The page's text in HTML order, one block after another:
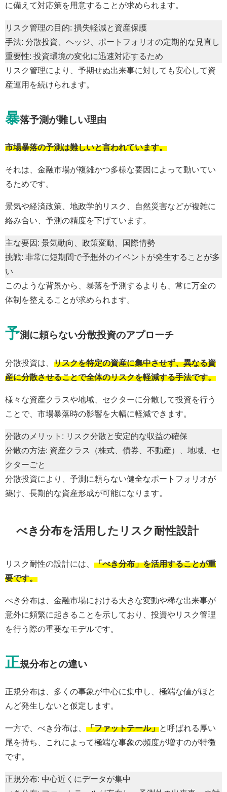
に備えて対応策を用意することが求められます。
リスク管理の目的: 損失軽減と資産保護
手法: 分散投資、ヘッジ、ポートフォリオの定期的な見直し
重要性: 投資環境の変化に迅速対応するため
リスク管理により、予期せぬ出来事に対しても安心して資
産運用を続けられます。
暴落予測が難しい理由
市場暴落の予測は難しいと言われています。
それは、金融市場が複雑かつ多様な要因によって動いてい
るためです。
景気や経済政策、地政学的リスク、自然災害などが複雑に
絡み合い、予測の精度を下げています。
主な要因: 景気動向、政策変動、国際情勢
挑戦: 非常に短期間で予想外のイベントが発生することが多
い
このような背景から、暴落を予測するよりも、常に万全の
体制を整えることが求められます。
予測に頼らない分散投資のアプローチ
分散投資は、 リスクを特定の資産に集中させず、異なる資
産に分散させることで全体のリスクを軽減する手法です。
様々な資産クラスや地域、セクターに分散して投資を行う
ことで、市場暴落時の影響を大幅に軽減できます。
分散のメリット: リスク分散と安定的な収益の確保
分散の方法: 資産クラス（株式、債券、不動産）、地域、セ
クターごと
分散投資により、予測に頼らない健全なポートフォリオが
築け、長期的な資産形成が可能になります。
べき分布を活用したリスク耐性設計
リスク耐性の設計には、 「べき分布」を活用することが重
要です。
べき分布は、金融市場における大きな変動や稀な出来事が
意外に頻繁に起きることを示しており、投資やリスク管理
を行う際の重要なモデルです。
正規分布との違い
正規分布は、多くの事象が中心に集中し、極端な値がほと
んど発生しないと仮定します。
一方で、べき分布は、 「ファットテール」と呼ばれる厚い
尾を持ち、これによって極端な事象の頻度が増すのが特徴
です。
正規分布: 中心近くにデータが集中